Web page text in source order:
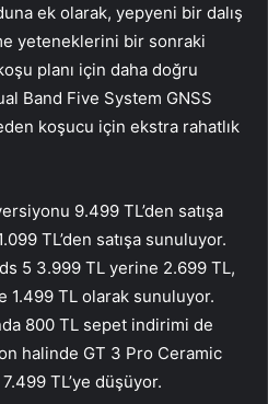
ek olarak, yepyeni bir dalış
yeteneklerini bir sonraki
planı için daha doğru
Band Five System GNSS
koşucu için ekstra rahatlık
9.499 TL’den satışa
TL’den satışa sunuluyor.
5 3.999 TL yerine 2.699 TL,
1.499 TL olarak sunuluyor.
800 TL sepet indirimi de
halinde GT 3 Pro Ceramic
TL’ye düşüyor.